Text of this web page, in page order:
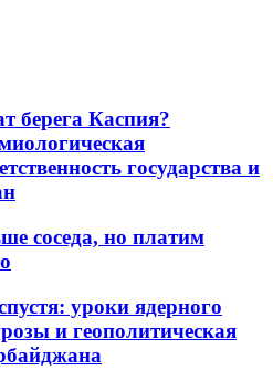
берега Каспия?
государства и
соседа, но платим
уроки ядерного
и геополитическая